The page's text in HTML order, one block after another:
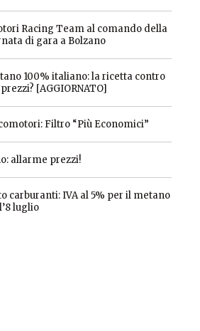
Racing Team al comando della
di gara a Bolzano
100% italiano: la ricetta contro
[AGGIORNATO]
Filtro “Più Economici”
allarme prezzi!
carburanti: IVA al 5% per il metano
luglio